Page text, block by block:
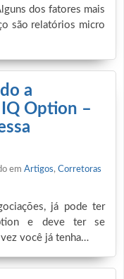
dos fatores mais
são relatórios micro
a
Option –
em Artigos, Corretoras
já pode ter
e deve ter se
você já tenha…